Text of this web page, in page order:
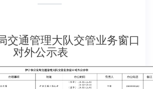
交通管理大队交管业务窗口
对外公示表